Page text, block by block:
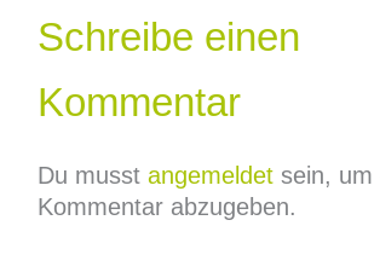
Schreibe einen
Kommentar
Du musst angemeldetsein, um
Kommentar abzugeben.